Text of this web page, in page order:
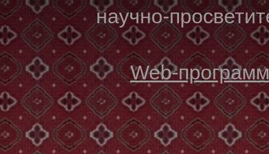
научно-
Web-